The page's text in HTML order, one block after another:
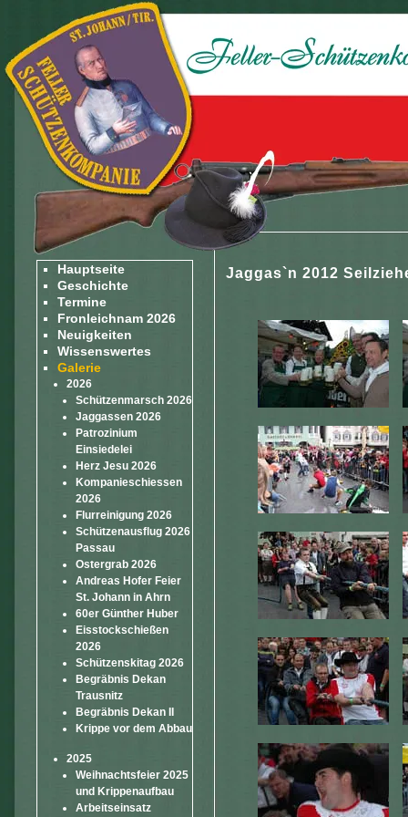
Hauptseite
Geschichte
Termine
Fronleichnam 2026
Neuigkeiten
Wissenswertes
Galerie
2026
Schützenmarsch 2026
Jaggassen 2026
Patrozinium
Einsiedelei
Herz Jesu 2026
Kompanieschiessen
2026
Flurreinigung 2026
Schützenausflug 2026
Passau
Ostergrab 2026
Andreas Hofer Feier
St. Johann in Ahrn
60er Günther Huber
Eisstockschießen
2026
Schützenskitag 2026
Begräbnis Dekan
Trausnitz
Begräbnis Dekan II
Krippe vor dem Abbau
2025
Weihnachtsfeier 2025
und Krippenaufbau
Arbeitseinsatz
Jaggas`n 2012